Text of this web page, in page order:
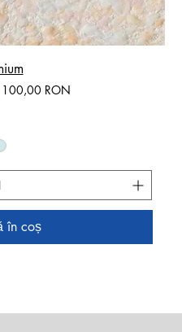
Preț redus
100,00 RON
în coș